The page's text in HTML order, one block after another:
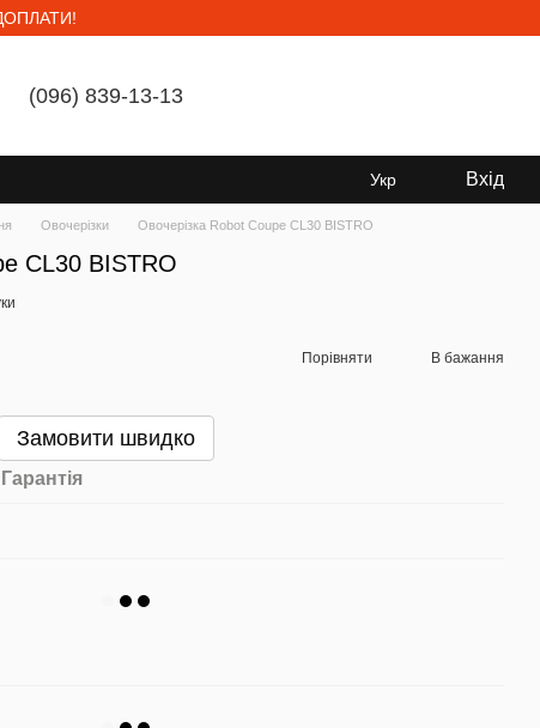
(096) 839-13-13
Укр Вхід
Овочерізки Овочерізка Robot Coupe CL30 BISTRO
CL30 BISTRO
Порівняти В бажання
Замовити швидко
Гарантія